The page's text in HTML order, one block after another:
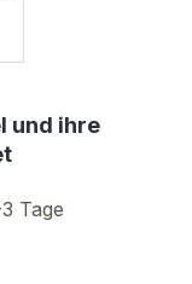
und ihre
Tage